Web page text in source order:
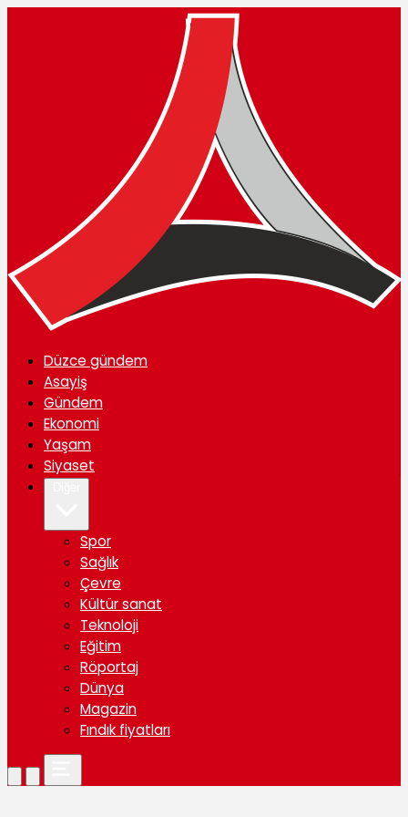
Düzce gündem
Asayiş
Gündem
Ekonomi
Yaşam
Siyaset
Spor
Sağlık
Çevre
Kültür sanat
Teknoloji
Eğitim
Röportaj
Dünya
Magazin
Fındık fiyatları